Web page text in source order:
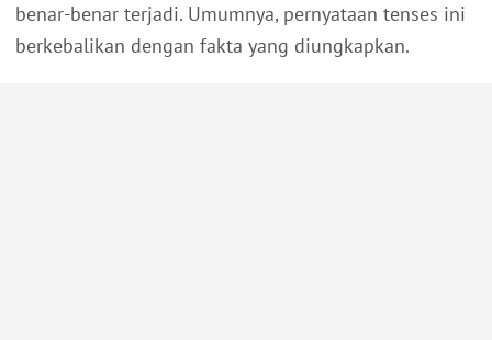
benar-benar terjadi. Umumnya, pernyataan tenses ini
berkebalikan dengan fakta yang diungkapkan.